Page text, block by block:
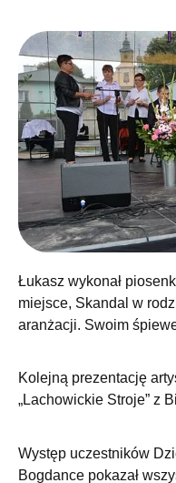
Łukasz wykonał
miejsce, Skandal w
aranżacji. Swoim
Kolejną prezentację
„Lachowickie Stroje” z
Występ uczestników
Bogdance pokazał